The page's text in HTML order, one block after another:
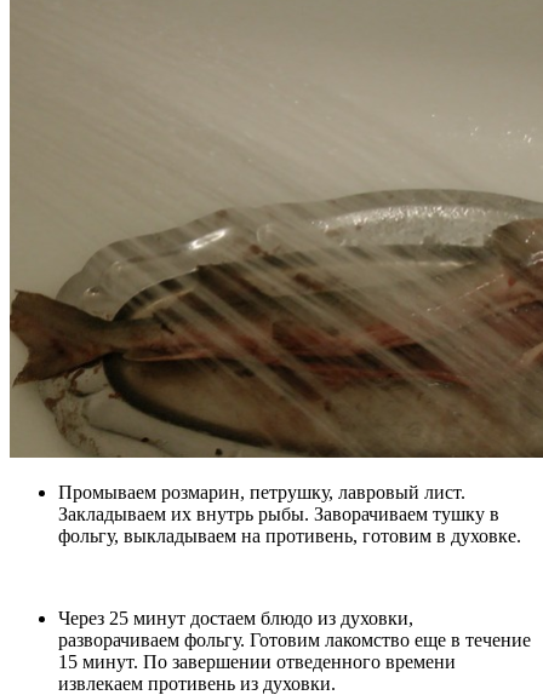
Промываем розмарин, петрушку, лавровый лист.
Закладываем их внутрь рыбы. Заворачиваем тушку в
фольгу, выкладываем на противень, готовим в духовке.
Через 25 минут достаем блюдо из духовки,
разворачиваем фольгу. Готовим лакомство еще в течение
15 минут. По завершении отведенного времени
извлекаем противень из духовки.